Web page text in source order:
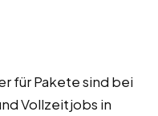
für Pakete sind bei
Vollzeitjobs in